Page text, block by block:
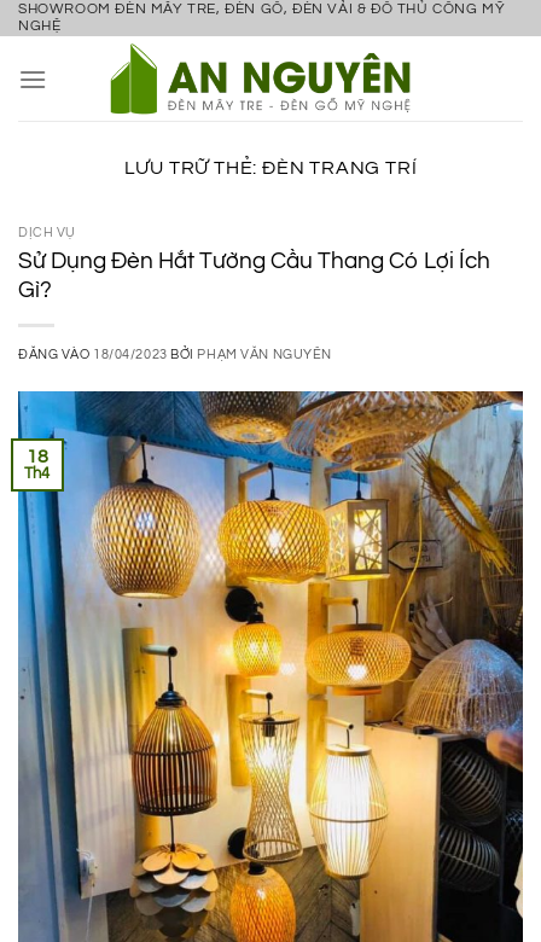
Bỏ
nội
SHOWROOM ĐÈN MÂY TRE, ĐÈN GỖ, ĐÈN VẢI & ĐỒ THỦ CÔNG MỸ
NGHỆ
LƯU TRỮ THẺ: ĐÈN TRANG TRÍ
DỊCH VỤ
Sử Dụng Đèn Hắt Tường Cầu Thang Có Lợi Ích
Gì?
ĐĂNG VÀO 18/04/2023 BỞI PHẠM VĂN NGUYÊN
18
Th4